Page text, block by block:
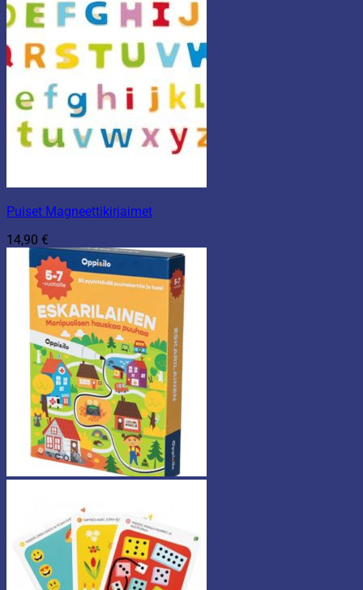
Puiset Magneettikirjaimet
14,90 €